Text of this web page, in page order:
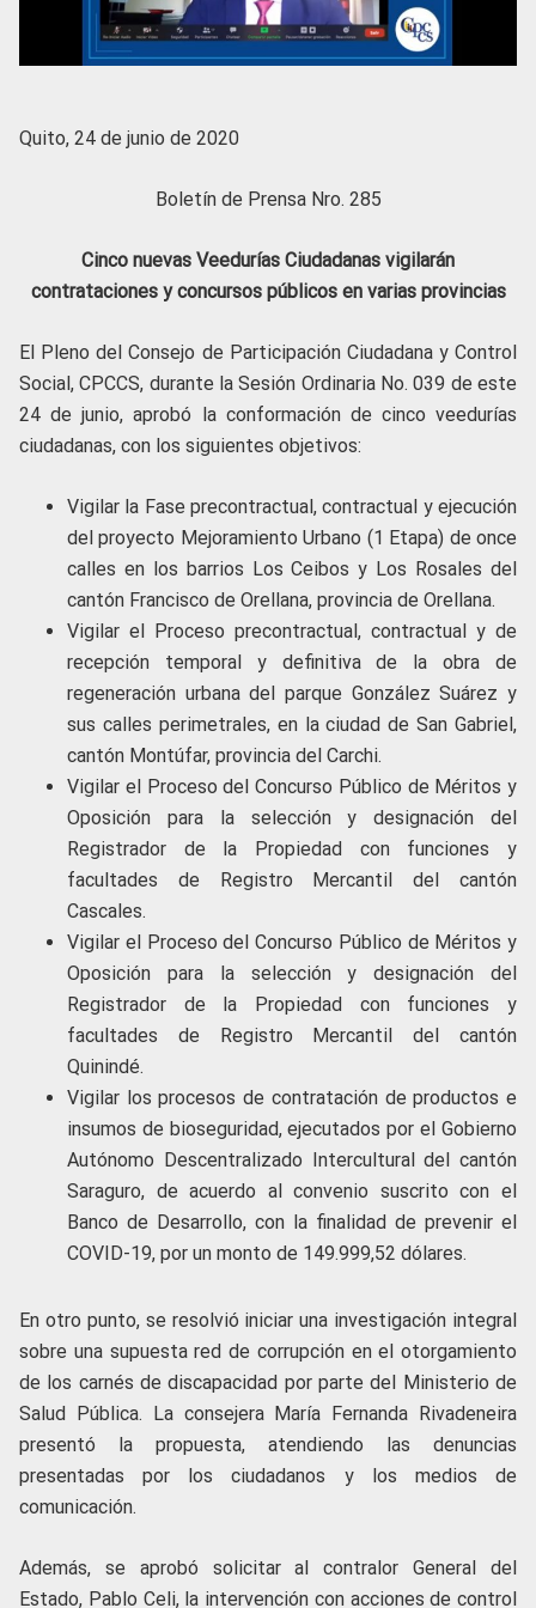
Quito, 24 de junio de 2020
Boletín de Prensa Nro. 285
Cinco nuevas Veedurías Ciudadanas vigilarán
contrataciones y concursos públicos en varias provincias
El Pleno del Consejo de Participación Ciudadana y Control
Social, CPCCS, durante la Sesión Ordinaria No. 039 de este
24 de junio,aprobó la conformación de cinco veedurías
ciudadanas, con los siguientes objetivos:
Vigilar la Fase precontractual, contractual y ejecución
del proyecto Mejoramiento Urbano (1 Etapa) de once
calles en los barrios Los Ceibos y Los Rosales del
cantón Francisco de Orellana, provincia de Orellana.
Vigilar el Proceso precontractual, contractual y de
recepción temporal y definitiva de la obra de
regeneración urbana del parque González Suárez y
sus calles perimetrales, en la ciudad de San Gabriel,
cantón Montúfar, provincia del Carchi.
Vigilar el Proceso del Concurso Público de Méritos y
Oposición para la selección y designación del
Registrador de la Propiedad con funciones y
facultades de Registro Mercantil del cantón
Cascales.
Vigilar el Proceso del Concurso Público de Méritos y
Oposición para la selección y designación del
Registrador de la Propiedad con funciones y
facultades de Registro Mercantil del cantón
Quinindé.
Vigilar los procesos de contratación de productos e
insumos de bioseguridad, ejecutados por el Gobierno
Autónomo Descentralizado Intercultural del cantón
Saraguro, de acuerdo al convenio suscrito con el
Banco de Desarrollo, con la finalidad de prevenir el
COVID-19, por un monto de 149.999,52 dólares.
En otro punto, se resolvió iniciar una investigación integral
sobre una supuesta red de corrupción en el otorgamiento
de los carnés de discapacidad por parte del Ministerio de
Salud Pública. La consejera María Fernanda Rivadeneira
presentó la propuesta, atendiendo las denuncias
presentadas por los ciudadanos y los medios de
comunicación.
Además, se aprobó solicitar al contralor General del
Estado, Pablo Celi, la intervención con acciones de control